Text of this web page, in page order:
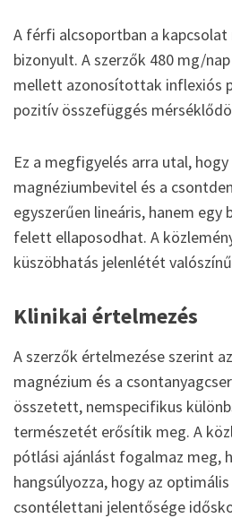
A férfi alcsoportban a kapcsolat
bizonyult. A szerzők 480 mg/
mellett azonosítottak inflexiós
pozitív összefüggés
Ez a megfigyelés arra utal,
magnéziumbevitel és a
egyszerűen lineáris, hanem
felett ellaposodhat. A
küszöbhatás jelenlétét
Klinikai értelmezés
A szerzők értelmezése szerint
magnézium és a
összetett, nemspecifikus
természetét erősítik meg. A
pótlási ajánlást fogalmaz meg,
hangsúlyozza, hogy az
csontélettani jelentősége